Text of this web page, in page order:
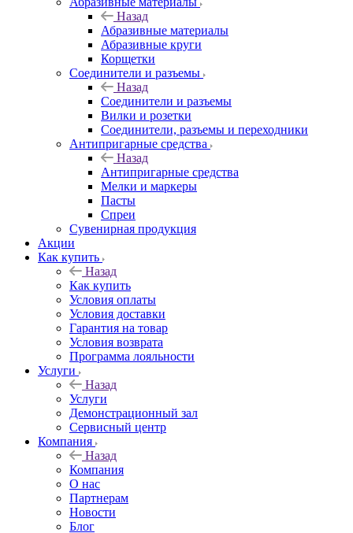
Назад
Абразивные материалы
Абразивные круги
Корщетки
Соединители и разъемы
Назад
Соединители и разъемы
Вилки и розетки
Соединители, разъемы и переходники
Антипригарные средства
Назад
Антипригарные средства
Мелки и маркеры
Пасты
Спреи
Сувенирная продукция
Акции
Как купить
Назад
Как купить
Условия оплаты
Условия доставки
Гарантия на товар
Условия возврата
Программа лояльности
Услуги
Назад
Услуги
Демонстрационный зал
Сервисный центр
Компания
Назад
Компания
О нас
Партнерам
Новости
Блог